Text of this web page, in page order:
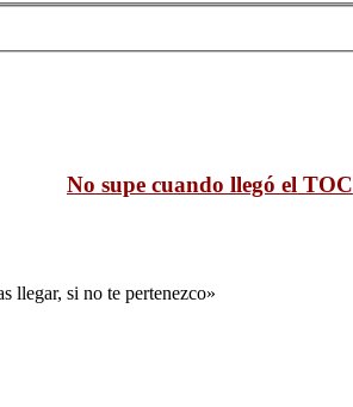
No supe cuando llegó el TOC
llegar, si no te pertenezco»